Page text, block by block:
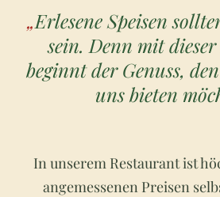
„Erlesene Speisen
sein. Denn mit dieser
beginnt der Genuss,
uns bieten
In unserem Restaurant ist
angemessenen Preisen